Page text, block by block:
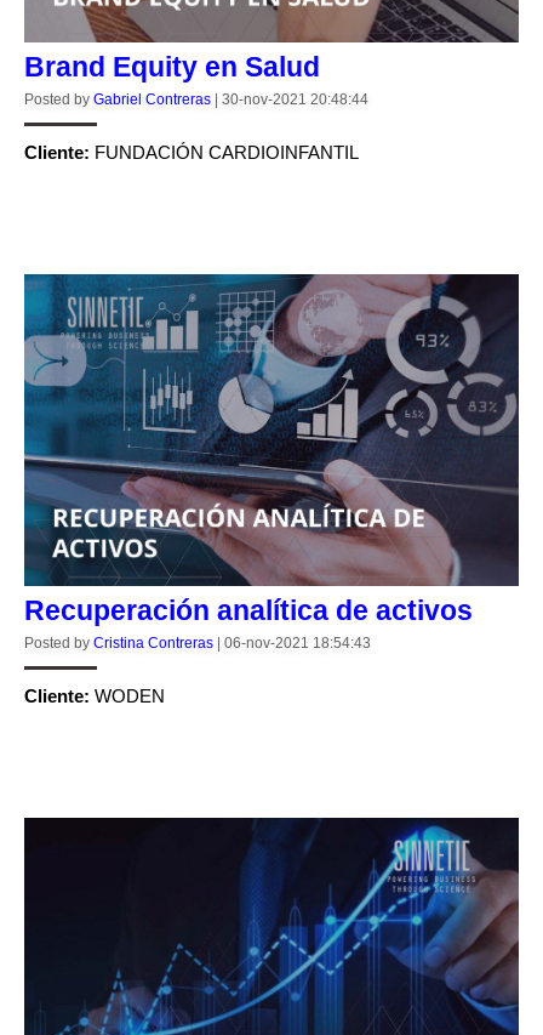
Brand Equity en Salud
Posted by Gabriel Contreras 30-nov-2021 20:48:44
Cliente: FUNDACIÓN CARDIOINFANTIL
Recuperación analítica de activos
Posted by Cristina Contreras 06-nov-2021 18:54:43
Cliente: WODEN